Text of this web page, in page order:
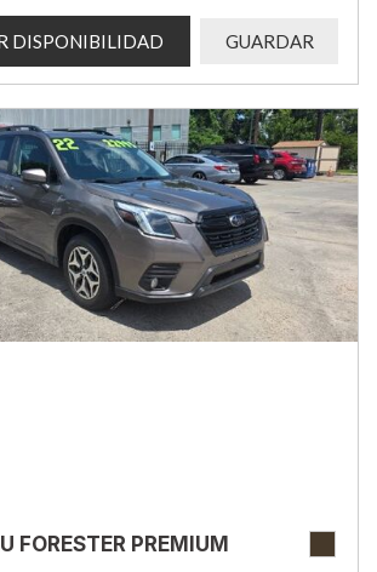
DISPONIBILIDAD GUARDAR
FORESTER PREMIUM